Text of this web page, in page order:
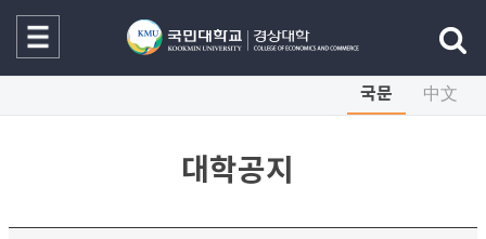
국문 中文
대학공지